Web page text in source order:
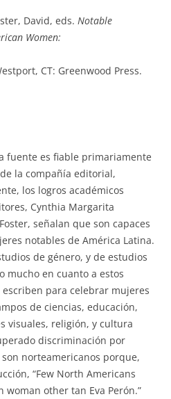
David, eds. Notable
Women:
CT: Greenwood Press.
fuente es fiable primariamente
la compañía editorial,
los logros académicos
Cynthia Margarita
señalan que son capaces
notables de América Latina.
de género, y de estudios
mucho en cuanto a estos
para celebrar mujeres
de ciencias, educación,
visuales, religión, y cultura
discriminación por
norteamericanos porque,
“Few North Americans
woman other tan Eva Perón.”